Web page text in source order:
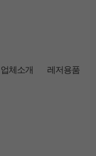
업체소개 레저용품